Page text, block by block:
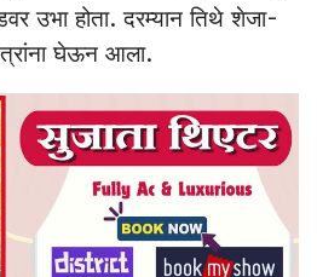
उभा होता. दरम्यान तिथे शेजा-
घेऊन आला.